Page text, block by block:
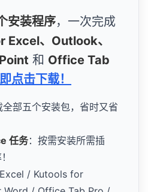
安装程序，一次完成
Excel、Outlook、
和 Office Tab
点击下载！
部五个安装包，省时又省
任务：按需安装所需插
/ Kutools for